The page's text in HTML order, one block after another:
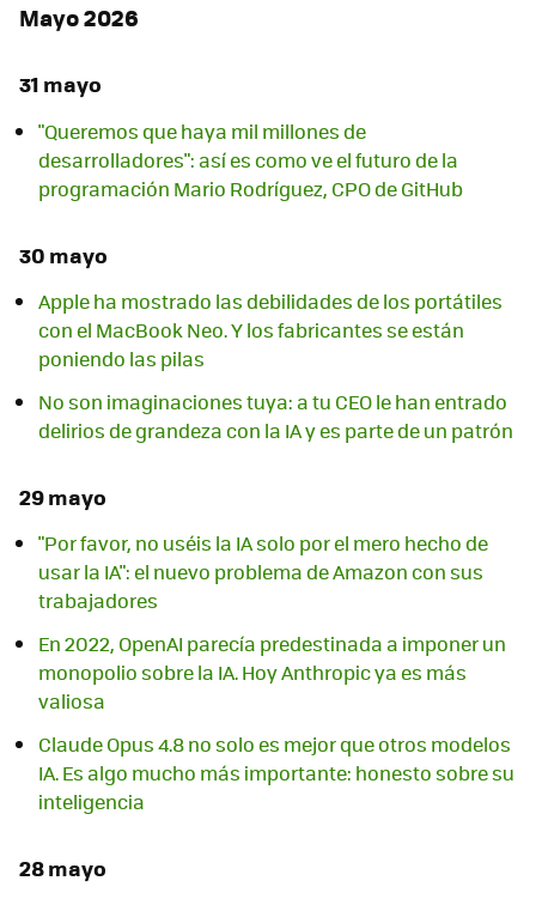
Mayo 2026
31 mayo
"Queremos que haya mil millones de
desarrolladores": así es como ve el futuro de la
programación Mario Rodríguez, CPO de GitHub
30 mayo
Apple ha mostrado las debilidades de los portátiles
con el MacBook Neo. Y los fabricantes se están
poniendo las pilas
No son imaginaciones tuya: a tu CEO le han entrado
delirios de grandeza con la IA y es parte de un patrón
29 mayo
"Por favor, no uséis la IA solo por el mero hecho de
usar la IA": el nuevo problema de Amazon con sus
trabajadores
En 2022, OpenAI parecía predestinada a imponer un
monopolio sobre la IA. Hoy Anthropic ya es más
valiosa
Claude Opus 4.8 no solo es mejor que otros modelos
IA. Es algo mucho más importante: honesto sobre su
inteligencia
28 mayo